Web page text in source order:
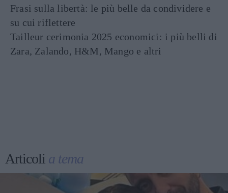
Frasi sulla libertà: le più belle da condividere e
su cui riflettere
Tailleur cerimonia 2025 economici: i più belli di
Zara, Zalando, H&M, Mango e altri
Articoli a tema